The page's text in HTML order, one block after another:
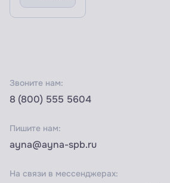
Звоните нам:
8 (800) 555 5604
Пишите нам:
ayna@ayna-spb.ru
На связи в мессенджерах: